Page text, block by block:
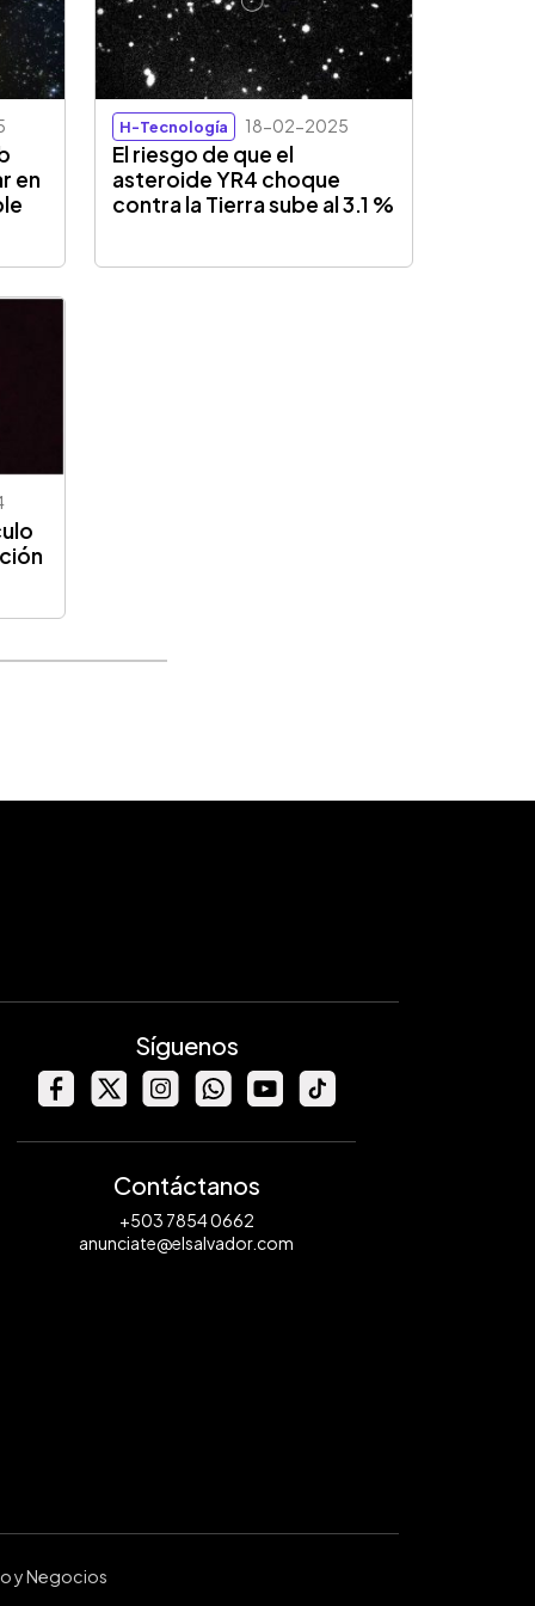
en
H-Tecnología 18-02-2025
El riesgo de que el
asteroide YR4 choque
contra la Tierra sube al 3.1 %
Síguenos
Contáctanos
+503 7854 0662
anunciate@elsalvador.com
y Negocios